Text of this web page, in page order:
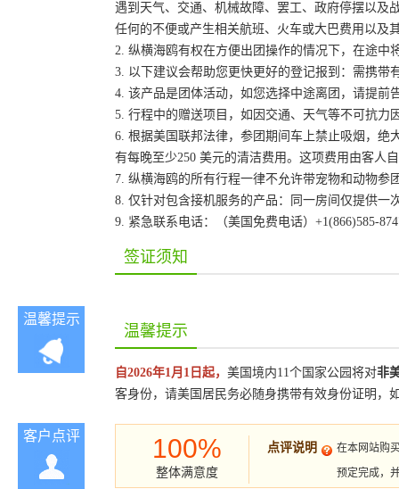
遇到天气、交通、机械故障、罢工、政府停摆以及
任何的不便或产生相关航班、火车或大巴费用以及
2. 纵横海鸥有权在方便出团操作的情况下，在途
3. 以下建议会帮助您更快更好的登记报到：需携
4. 该产品是团体活动，如您选择中途离团，请提
5. 行程中的赠送项目，如因交通、天气等不可抗
6. 根据美国联邦法律，参团期间车上禁止吸烟，
有每晚至少250 美元的清洁费用。这项费用由客人
7. 纵横海鸥的所有行程一律不允许带宠物和动物参
8. 仅针对包含接机服务的产品：同一房间仅提供
9. 紧急联系电话：（美国免费电话）+1(866)585-
签证须知
温馨提示
温馨提示
自2026年1月1日起， 美国境内11个国家公园将对非
客身份，请美国居民务必随身携带有效身份证明，
客户点评 100%
整体满意度
点评说明
在本网站购
预定完成，